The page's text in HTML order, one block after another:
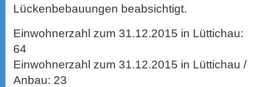
Lückenbebauungen beabsichtigt.
Einwohnerzahl zum 31.12.2015 in Lüttichau:
64
Einwohnerzahl zum 31.12.2015 in Lüttichau /
Anbau: 23